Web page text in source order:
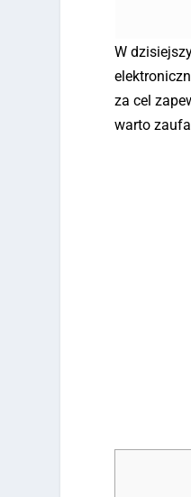
W
za cel
warto